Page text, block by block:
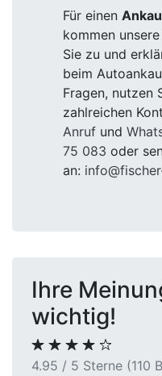
Für einen
kommen
Sie zu und
beim
Fragen, nutzen
zahlreichen
Anruf und
75 083 oder
an:
Ihre
wichtig!
4.95 / 5 Sterne (110